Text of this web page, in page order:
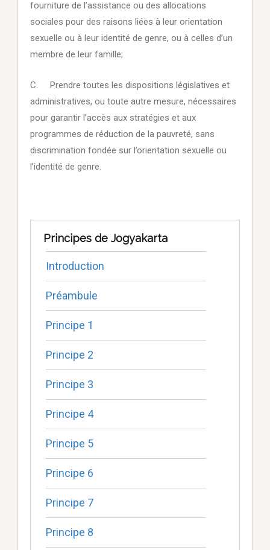
fourniture de l’assistance ou des allocations
sociales pour des raisons liées à leur orientation
sexuelle ou à leur identité de genre, ou à celles d’un
membre de leur famille;
C. Prendre toutes les dispositions législatives et
administratives, ou toute autre mesure, nécessaires
pour garantir l’accès aux stratégies et aux
programmes de réduction de la pauvreté, sans
discrimination fondée sur l’orientation sexuelle ou
l’identité de genre.
Principes de Jogyakarta
Introduction
Préambule
Principe 1
Principe 2
Principe 3
Principe 4
Principe 5
Principe 6
Principe 7
Principe 8